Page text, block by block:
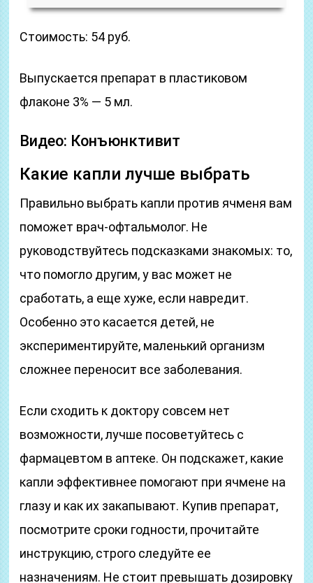
Стоимость: 54 руб.
Выпускается препарат в пластиковом
флаконе 3% — 5 мл.
Видео: Конъюнктивит
Какие капли лучше выбрать
Правильно выбрать капли против ячменя вам
поможет врач-офтальмолог. Не
руководствуйтесь подсказками знакомых: то,
что помогло другим, у вас может не
сработать, а еще хуже, если навредит.
Особенно это касается детей, не
экспериментируйте, маленький организм
сложнее переносит все заболевания.
Если сходить к доктору совсем нет
возможности, лучше посоветуйтесь с
фармацевтом в аптеке. Он подскажет, какие
капли эффективнее помогают при ячмене на
глазу и как их закапывают. Купив препарат,
посмотрите сроки годности, прочитайте
инструкцию, строго следуйте ее
назначениям. Не стоит превышать дозировку